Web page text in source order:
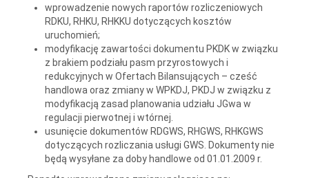
wprowadzenie nowych raportów rozliczeniowych
RDKU, RHKU, RHKKU dotyczących kosztów
uruchomień;
modyfikację zawartości dokumentu PKDK w związku
z brakiem podziału pasm przyrostowych i
redukcyjnych w Ofertach Bilansujących – cześć
handlowa oraz zmiany w WPKDJ, PKDJ w związku z
modyfikacją zasad planowania udziału JGwa w
regulacji pierwotnej i wtórnej.
usunięcie dokumentów RDGWS, RHGWS, RHKGWS
dotyczących rozliczania usługi GWS. Dokumenty nie
będą wysyłane za doby handlowe od 01.01.2009 r.